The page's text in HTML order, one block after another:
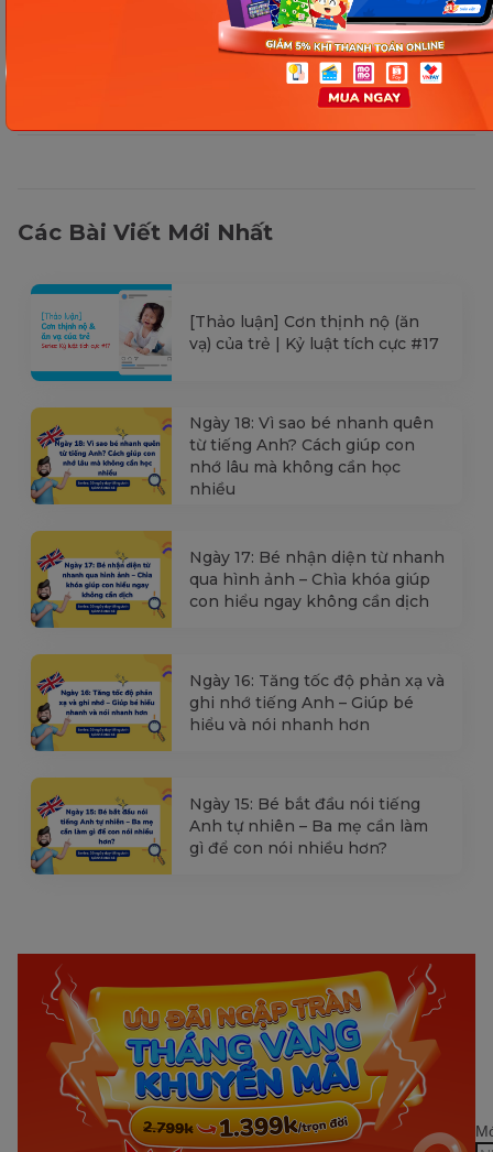
Các Bài Viết Mới Nhất
[Thảo luận] Cơn thịnh nộ (ăn
vạ) của trẻ | Kỷ luật tích cực #17
Ngày 18: Vì sao bé nhanh quên
từ tiếng Anh? Cách giúp con
nhớ lâu mà không cần học
nhiều
Ngày 17: Bé nhận diện từ nhanh
qua hình ảnh – Chìa khóa giúp
con hiểu ngay không cần dịch
Ngày 16: Tăng tốc độ phản xạ và
ghi nhớ tiếng Anh – Giúp bé
hiểu và nói nhanh hơn
Ngày 15: Bé bắt đầu nói tiếng
Anh tự nhiên – Ba mẹ cần làm
gì để con nói nhiều hơn?